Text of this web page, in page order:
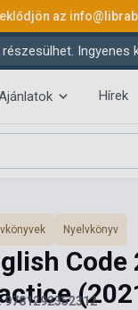
az
Hírek
Nyelvkönyv
9781292352312